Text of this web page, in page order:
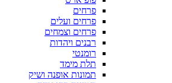
פרחים
פרחים ועלים
פרחים וצמחים
רבנים ויהדות
רומנטי
תלת מימד
תמונות אופנה ושיק